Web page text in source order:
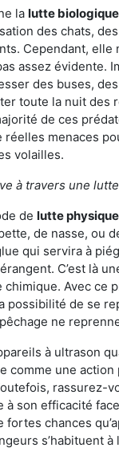
la lutte biologique
des chats,
Cependant, elle
assez évidente.
des buses,
toute la nuit des
de ces
menaces
volailles.
à travers une
de lutte physique
de nasse, ou
qui servira à
C’est là
Avec ce
possibilité de se
ne
à ultrason
comme une
rassurez-
à son efficacité
fortes chances
s’habituent à